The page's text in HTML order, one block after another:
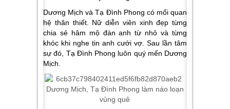
Dương Mịch và Tạ Đình Phong có mối quan
hệ thân thiết. Nữ diễn viên xinh đẹp từng
chia sẻ hâm mộ đàn anh từ nhỏ và từng
khóc khi nghe tin anh cưới vợ. Sau lần tâm
sự đó, Tạ Đình Phong luôn quý mến Dương
Mịch.